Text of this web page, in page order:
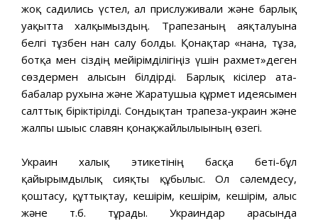
жоқ садились үстел, ал прислуживали және барлық
уақытта халқымыздың. Трапезаның аяқталуына
белгі тұзбен нан салу болды. Қонақтар «нанға, тұзға,
ботқа мен сіздің мейірімділігіңіз үшін рахмет»деген
сөздермен алғысын білдірді. Барлық кісілер ата-
бабалар рухына және Жаратушыға құрмет идеясымен
салттық біріктірілді. Сондықтан трапеза-украин және
жалпы шығыс славян қонақжайлылығының өзегі.
Украин халық этикетінің басқа беті-бұл
қайырымдылық сияқты құбылыс. Ол сәлемдесу,
қоштасу, құттықтау, кешірім, кешірім, кешірім, алғыс
және т.б. тұрады. Украиндар арасында